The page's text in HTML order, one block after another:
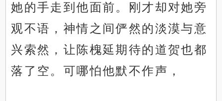
她的手走到他面前。刚才却对她旁
观不语，神情之间俨然的淡漠与意
兴索然，让陈槐延期待的道贺也都
落了空。可哪怕他默不作声，